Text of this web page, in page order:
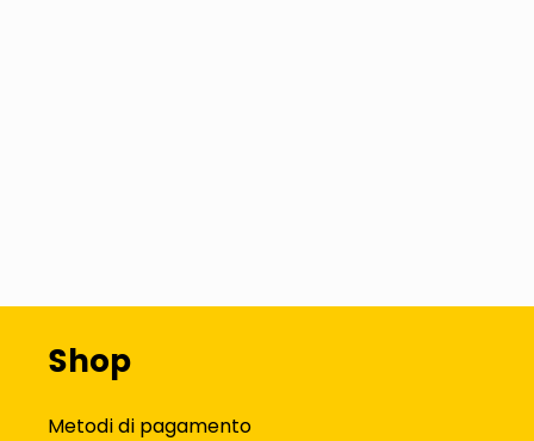
Shop
Metodi di pagamento